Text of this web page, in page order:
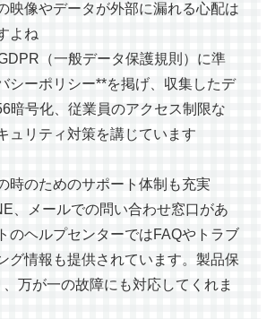
映像やデータが外部に漏れる心配は
よね
（一般データ保護規則）に準
シーポリシー**を掲げ、収集したデ
暗号化、従業員のアクセス制限な
ュリティ対策を講じています
時のためのサポート体制も充実
、メールでの問い合わせ窓口があ
のヘルプセンターではFAQやトラブ
グ情報も提供されています。製品保
万が一の故障にも対応してくれま